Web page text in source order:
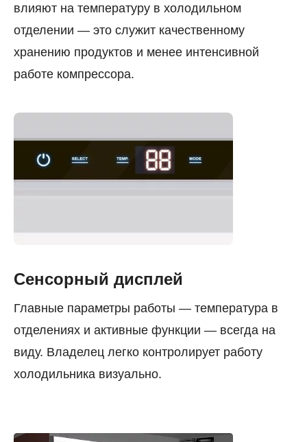
влияют на температуру в холодильном
отделении — это служит качественному
хранению продуктов и менее интенсивной
работе компрессора.
Сенсорный дисплей
Главные параметры работы — температура в
отделениях и активные функции — всегда на
виду. Владелец легко контролирует работу
холодильника визуально.